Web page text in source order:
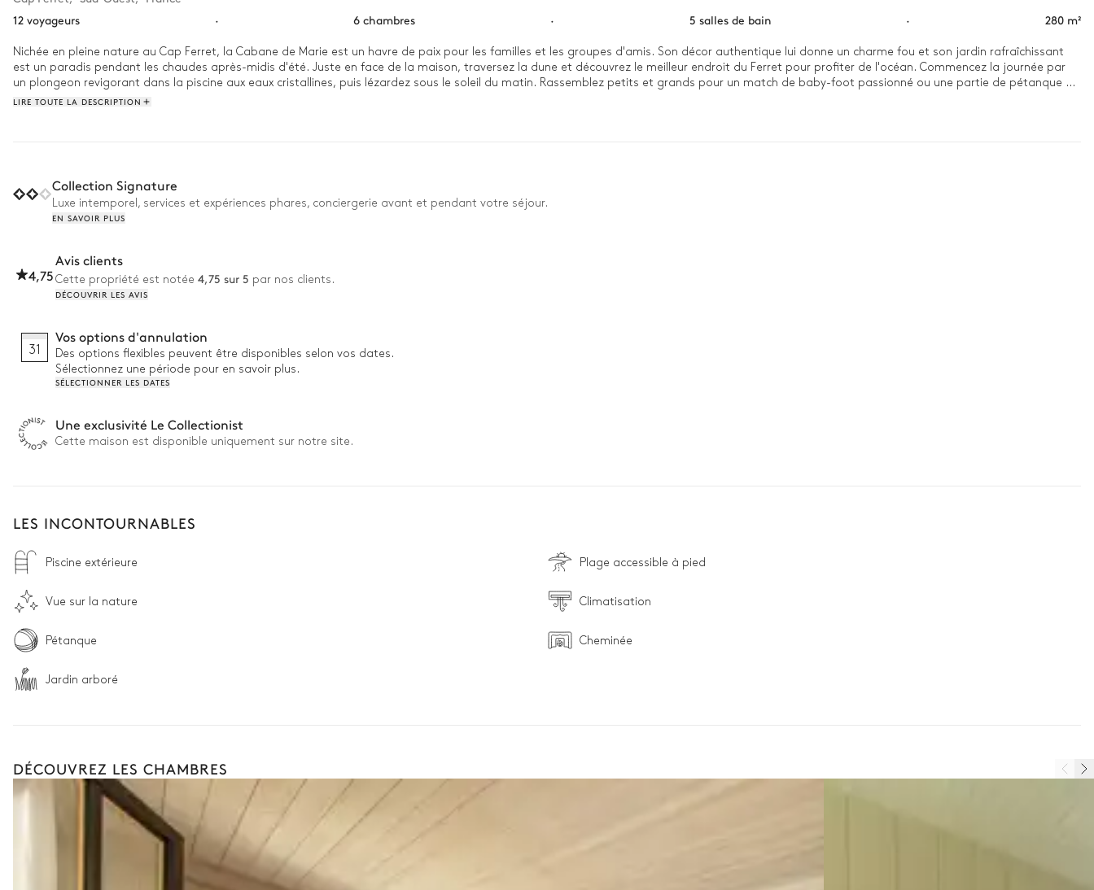
12 voyageurs
· 6 chambres · 5 salles de bain · 280 m²
Nichée en pleine nature au Cap Ferret, la Cabane de Marie est un havre de paix pour les familles et les groupes d'amis. Son décor authentique lui donne un charme fou et son jardin rafraîchissant
est un paradis pendant les chaudes après-midis d'été. Juste en face de la maison, traversez la dune et découvrez le meilleur endroit du Ferret pour profiter de l'océan. Commencez la journée par
un plongeon revigorant dans la piscine aux eaux cristallines, puis lézardez sous le soleil du matin. Rassemblez petits et grands pour un match de baby-foot passionné ou une partie de pétanque
amicale. Au déjeuner, dégustez les huîtres les plus fraîches du Bassin d'Arcachon, puis embarquez sur une pinasse pour découvrir les parcs à huîtres dont elles sont originaires.
LIRE TOUTE LA DESCRIPTION
Collection Signature
Luxe intemporel, services et expériences phares, conciergerie avant et pendant votre séjour.
EN SAVOIR PLUS
4,75
Avis clients
Cette propriété est notée 4,75 sur 5 par nos clients.
DÉCOUVRIR LES AVIS
31
Vos options d'annulation
Des options flexibles peuvent être disponibles selon vos dates.
Sélectionnez une période pour en savoir plus.
SÉLECTIONNER LES DATES
Une exclusivité Le Collectionist
Cette maison est disponible uniquement sur notre site.
LES INCONTOURNABLES
Piscine extérieure Plage accessible à pied
Vue sur la nature Climatisation
Pétanque Cheminée
Jardin arboré
DÉCOUVREZ LES CHAMBRES